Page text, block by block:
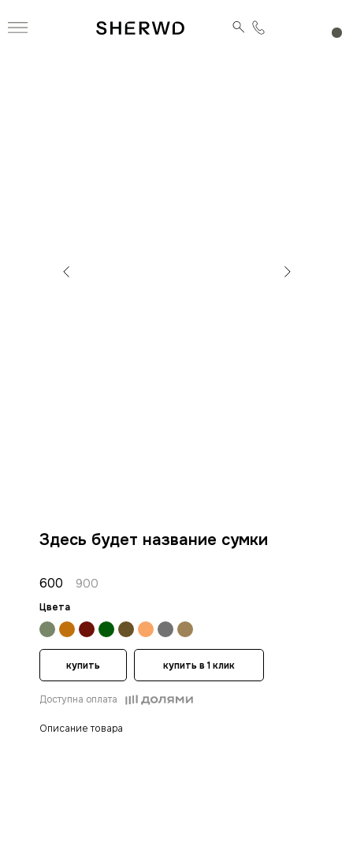
Описание товара
Цвета
Здесь будет название сумки
купить купить в 1 клик
Доступна оплата
900
600